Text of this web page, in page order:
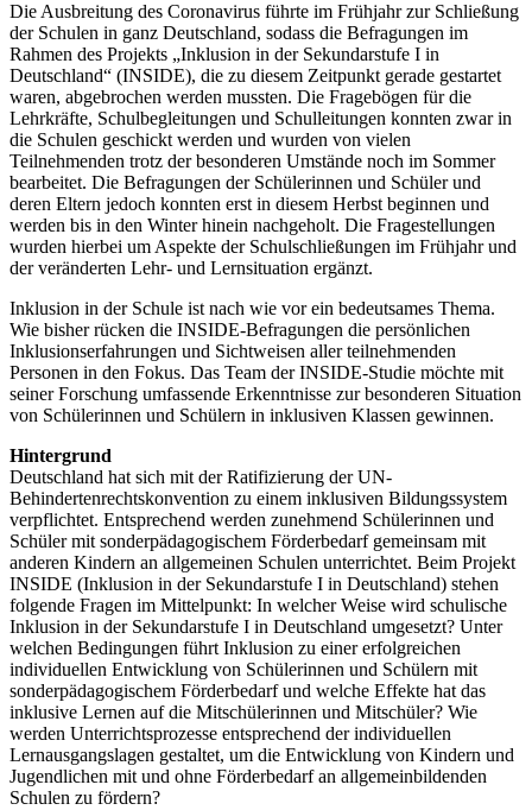
Die Ausbreitung des Coronavirus führte im Frühjahr zur Schließung
der Schulen in ganz Deutschland, sodass die Befragungen im
Rahmen des Projekts „Inklusion in der Sekundarstufe I in
Deutschland“ (INSIDE), die zu diesem Zeitpunkt gerade gestartet
waren, abgebrochen werden mussten. Die Fragebögen für die
Lehrkräfte, Schulbegleitungen und Schulleitungen konnten zwar in
die Schulen geschickt werden und wurden von vielen
Teilnehmenden trotz der besonderen Umstände noch im Sommer
bearbeitet. Die Befragungen der Schülerinnen und Schüler und
deren Eltern jedoch konnten erst in diesem Herbst beginnen und
werden bis in den Winter hinein nachgeholt. Die Fragestellungen
wurden hierbei um Aspekte der Schulschließungen im Frühjahr und
der veränderten Lehr- und Lernsituation ergänzt.
Inklusion in der Schule ist nach wie vor ein bedeutsames Thema.
Wie bisher rücken die INSIDE-Befragungen die persönlichen
Inklusionserfahrungen und Sichtweisen aller teilnehmenden
Personen in den Fokus. Das Team der INSIDE-Studie möchte mit
seiner Forschung umfassende Erkenntnisse zur besonderen Situation
von Schülerinnen und Schülern in inklusiven Klassen gewinnen.
Hintergrund
Deutschland hat sich mit der Ratifizierung der UN-
Behindertenrechtskonvention zu einem inklusiven Bildungssystem
verpflichtet. Entsprechend werden zunehmend Schülerinnen und
Schüler mit sonderpädagogischem Förderbedarf gemeinsam mit
anderen Kindern an allgemeinen Schulen unterrichtet. Beim Projekt
INSIDE (Inklusion in der Sekundarstufe I in Deutschland) stehen
folgende Fragen im Mittelpunkt: In welcher Weise wird schulische
Inklusion in der Sekundarstufe I in Deutschland umgesetzt? Unter
welchen Bedingungen führt Inklusion zu einer erfolgreichen
individuellen Entwicklung von Schülerinnen und Schülern mit
sonderpädagogischem Förderbedarf und welche Effekte hat das
inklusive Lernen auf die Mitschülerinnen und Mitschüler? Wie
werden Unterrichtsprozesse entsprechend der individuellen
Lernausgangslagen gestaltet, um die Entwicklung von Kindern und
Jugendlichen mit und ohne Förderbedarf an allgemeinbildenden
Schulen zu fördern?